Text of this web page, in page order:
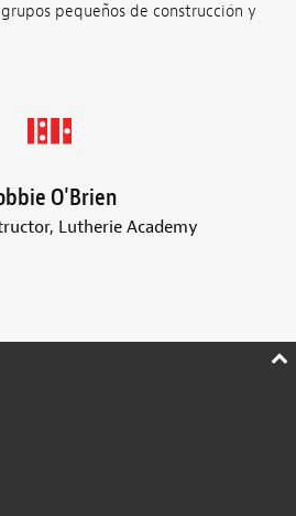
pequeños de construcción y
O'Brien
Lutherie Academy